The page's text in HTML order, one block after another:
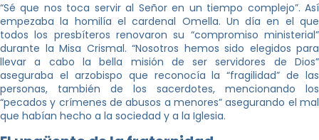
“Sé que nos toca servir al Señor en un tiempo complejo”. Así
empezaba la homilía el cardenal Omella. Un día en el que
todos los presbíteros renovaron su “compromiso ministerial”
durante la Misa Crismal. “Nosotros hemos sido elegidos para
llevar a cabo la bella misión de ser servidores de Dios”
aseguraba el arzobispo que reconocía la “fragilidad” de las
personas, también de los sacerdotes, mencionando los
“pecados y crímenes de abusos a menores” asegurando el mal
que habían hecho a la sociedad y a la Iglesia.